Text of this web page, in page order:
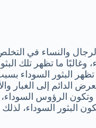
والنساء في
وغالبًا ما تظهر تلك
البثور السوداء
إلى الغبار
الرؤوس
البثور السوداء،